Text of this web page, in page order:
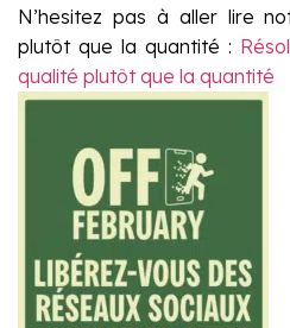
N’hesitez pas à aller lire
plutôt que la quantité :
qualité plutôt que la quantité